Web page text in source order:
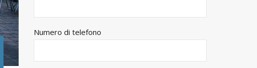
Numero di telefono